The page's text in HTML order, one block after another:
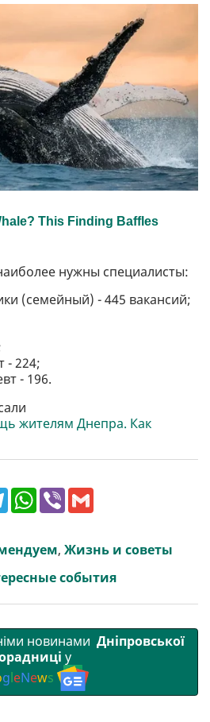
нужны специалисты:
(семейный) - 445 вакансий;
- 224;
- 196.
жителям Днепра. Как
T
e
g
r
a
m
W
h
s
A
p
p
V
r l
, Жизнь и советы
события
новинами Дніпровської
у
gleNews